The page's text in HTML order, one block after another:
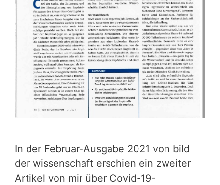
In der Februar-Ausgabe 2021 von bild
der wissenschaft erschien ein zweiter
Artikel von mir über Covid-19-